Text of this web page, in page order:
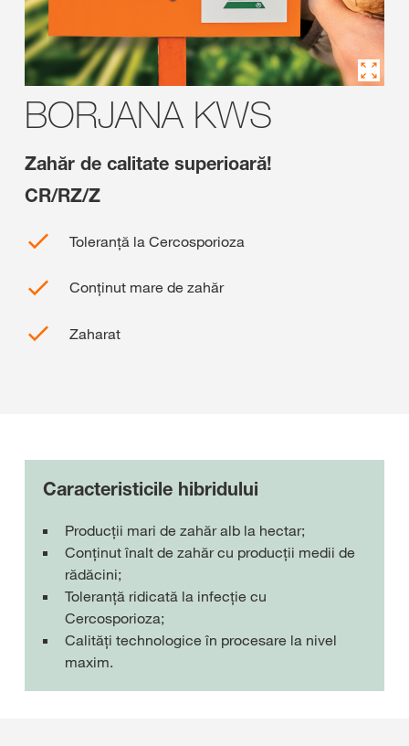
BORJANA KWS
Zahăr de calitate superioară!
CR/RZ/Z
Toleranță la Cercosporioza
Conținut mare de zahăr
Zaharat
Caracteristicile hibridului
Producții mari de zahăr alb la hectar;
Conținut înalt de zahăr cu producții medii de
rădăcini;
Toleranță ridicată la infecție cu
Cercosporioza;
Calități technologice în procesare la nivel
maxim.